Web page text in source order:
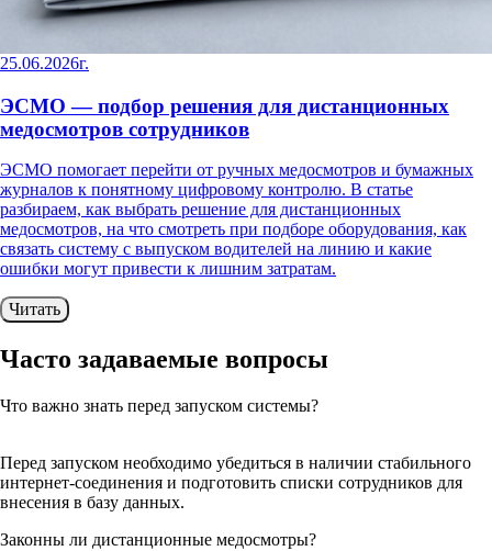
25.06.2026г.
ЭСМО — подбор решения для дистанционных
медосмотров сотрудников
ЭСМО помогает перейти от ручных медосмотров и бумажных
журналов к понятному цифровому контролю. В статье
разбираем, как выбрать решение для дистанционных
медосмотров, на что смотреть при подборе оборудования, как
связать систему с выпуском водителей на линию и какие
ошибки могут привести к лишним затратам.
Читать
Часто задаваемые вопросы
Что важно знать перед запуском системы?
Перед запуском необходимо убедиться в наличии стабильного
интернет-соединения и подготовить списки сотрудников для
внесения в базу данных.
Законны ли дистанционные медосмотры?